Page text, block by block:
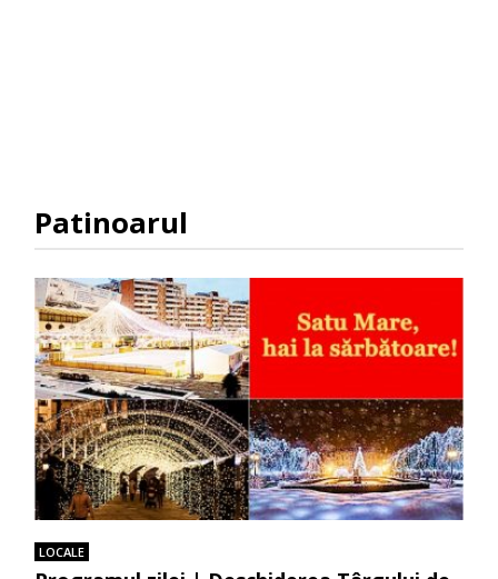
Patinoarul
LOCALE